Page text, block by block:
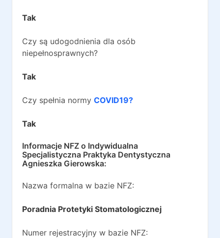
Tak
Czy są udogodnienia dla osób
niepełnosprawnych?
Tak
Czy spełnia normy COVID19?
Tak
Informacje NFZ o Indywidualna
Specjalistyczna Praktyka Dentystyczna
Agnieszka Gierowska:
Nazwa formalna w bazie NFZ:
Poradnia Protetyki Stomatologicznej
Numer rejestracyjny w bazie NFZ: